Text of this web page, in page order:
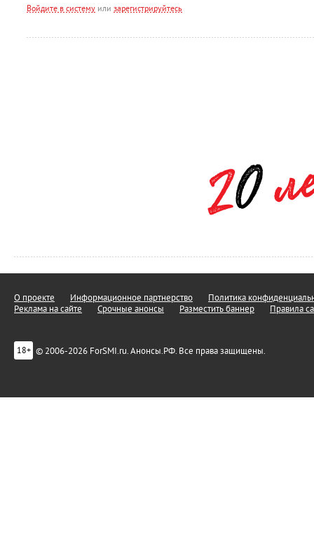
Войдите в систему или зарегистрируйтесь
О проекте Информационное партнерство
Политика
Реклама на сайте
Срочные анонсы Разместить баннер Правила
18+ © 2006-2026 ForSMI.ru. Анонсы.РФ. Все права защищены.